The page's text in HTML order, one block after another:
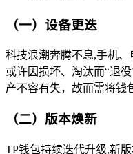
（一）设备更迭
科技浪潮奔腾不息,手机
或许因损坏、淘汰而“退
产不容有失，故而需将钱
（二）版本焕新
TP钱包持续迭代升级,新